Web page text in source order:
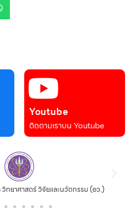
Youtube
ติดตามเราบน Youtube
ทยาศาสตร์ วิจัยและนวัตกรรม (อว.)